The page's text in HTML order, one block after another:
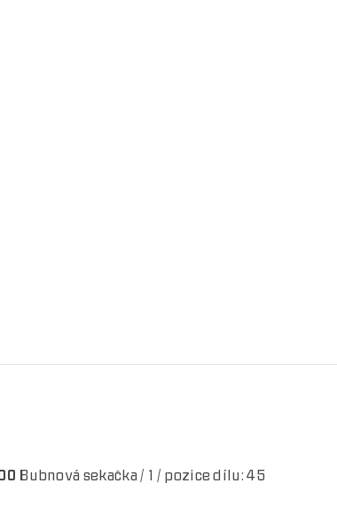
Bubnová sekačka / 1 / pozice dílu: 45